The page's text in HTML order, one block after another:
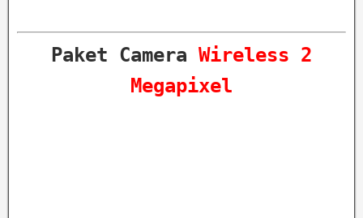
Paket Camera Wireless 2
Megapixel